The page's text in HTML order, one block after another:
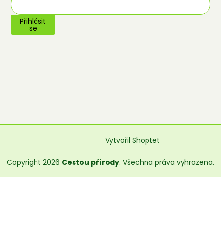
Přihlásit
se
Vytvořil Shoptet
Copyright 2026 Cestou přírody. Všechna práva vyhrazena.